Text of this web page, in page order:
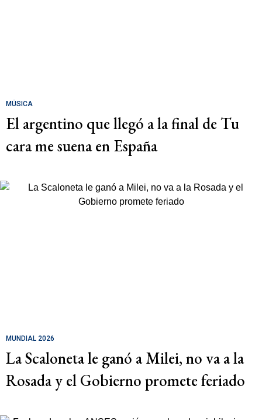
MÚSICA
El argentino que llegó a la final de Tu
cara me suena en España
MUNDIAL 2026
La Scaloneta le ganó a Milei, no va a la
Rosada y el Gobierno promete feriado